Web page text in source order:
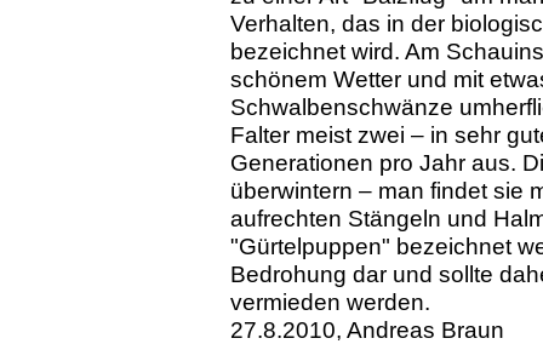
Verhalten, das in der
bezeichnet wird. Am
schönem Wetter und mit
Schwalbenschwänze
Falter meist zwei – in sehr
Generationen pro Jahr aus.
überwintern – man findet sie
aufrechten Stängeln und
"Gürtelpuppen" bezeichnet
Bedrohung dar und sollte
vermieden werden.
27.8.2010, Andreas Braun